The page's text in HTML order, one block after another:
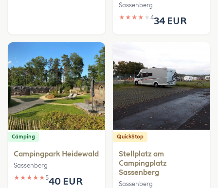
Sassenberg
★ ★ ★ ★ ★ 434 EUR
Cámping
Campingpark Heidewald
Sassenberg
★ ★ ★ ★ ★540 EUR
QuickStop
Stellplatz am
Campingplatz
Sassenberg
Sassenberg